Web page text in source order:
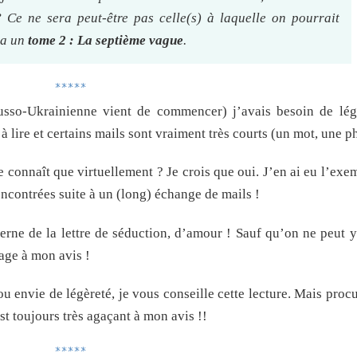
ne sera peut-être pas celle(s) à laquelle on pourrait
un tome 2 : La septième vague.
*****
Ukrainienne vient de commencer) j’avais besoin de
lire et certains mails sont vraiment très courts (un mot, une
connaît que virtuellement ? Je crois que oui. J’en ai eu
suite à un (long) échange de mails !
de la lettre de séduction, d’amour ! Sauf qu’on ne peut
à mon avis !
envie de légèreté, je vous conseille cette lecture. Mais
toujours très agaçant à mon avis !!